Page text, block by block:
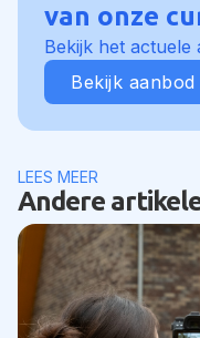
van onze
Bekijk het actuele
Bekijk aanbod
LEES MEER
Andere